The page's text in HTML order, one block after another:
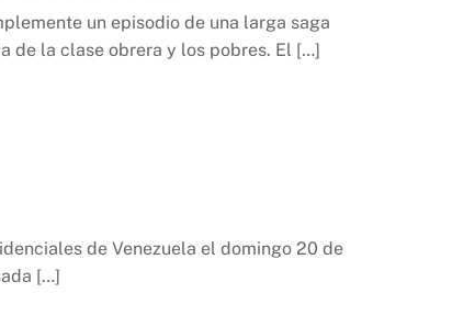
un episodio de una larga saga
de la clase obrera y los pobres. El […]
de Venezuela el domingo 20 de
[…]